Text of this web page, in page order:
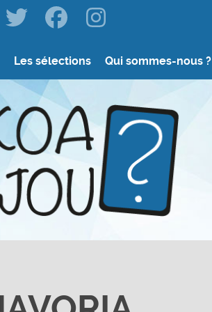
Les sélections Qui sommes-nous ?